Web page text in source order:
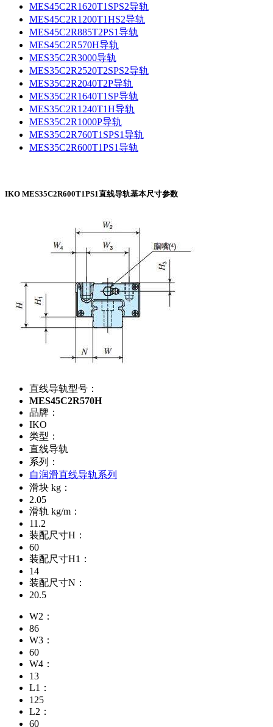
MES45C2R1620T1SPS2导轨
MES45C2R1200T1HS2导轨
MES45C2R885T2PS1导轨
MES45C2R570H导轨
MES35C2R3000导轨
MES35C2R2520T2SPS2导轨
MES35C2R2040T2P导轨
MES35C2R1640T1SP导轨
MES35C2R1240T1H导轨
MES35C2R1000P导轨
MES35C2R760T1SPS1导轨
MES35C2R600T1PS1导轨
IKO MES35C2R600T1PS1直线导轨基本尺寸参数
直线导轨型号：
MES45C2R570H
品牌：
IKO
类型：
直线导轨
系列：
自润滑直线导轨系列
滑块 kg：
2.05
滑轨 kg/m：
11.2
装配尺寸H：
60
装配尺寸H1：
14
装配尺寸N：
20.5
W2：
86
W3：
60
W4：
13
L1：
125
L2：
60